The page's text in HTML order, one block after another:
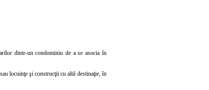
dintr-un condominiu de a se asocia în
locuinţe şi construcţii cu altă destinaţie, în